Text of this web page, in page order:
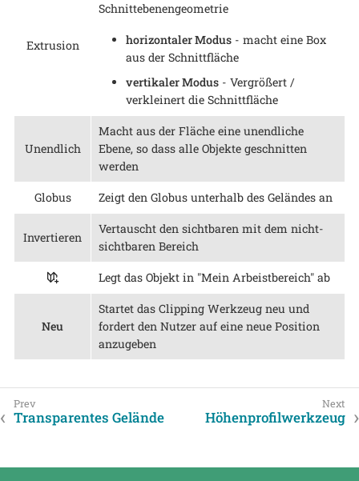
Extrusion
Schnittebenengeometrie
horizontaler Modus- macht eine Box
aus der Schnittfläche
vertikaler Modus- Vergrößert /
verkleinert die Schnittfläche
Unendlich
Macht aus der Fläche eine unendliche
Ebene, so dass alle Objekte geschnitten
werden
Globus Zeigt den Globus unterhalb des Geländes an
Invertieren
Vertauscht den sichtbaren mit dem nicht-
sichtbaren Bereich
Legt das Objekt in "Mein Arbeistbereich" ab
Neu
Startet das Clipping Werkzeug neu und
fordert den Nutzer auf eine neue Position
anzugeben
Transparentes Gelände Höhenprofilwerkzeug